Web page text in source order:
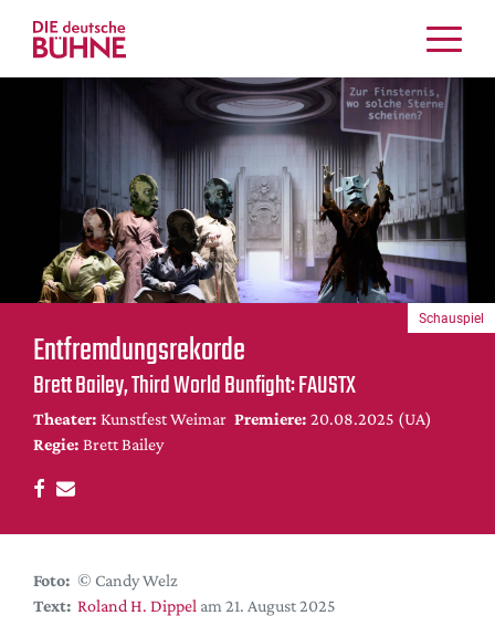
Kritiken
Schauspiel
Musiktheater
Tanz
Crossover
Bühnenwelt
Festivals & Veranstaltungen
Menschen & Theater
Themen
Internationales
Nachrufe
DdB-map
Premierensuche
Festival-Planer
Entfremdungsrekorde
Brett Bailey, Third World Bunfight: FAUSTX
Theater: Kunstfest Weimar Premiere: 20.08.2025 (UA)
Regie: Brett Bailey
Schauspiel
Foto: © Candy Welz
Text: Roland H. Dippel am 21. August 2025